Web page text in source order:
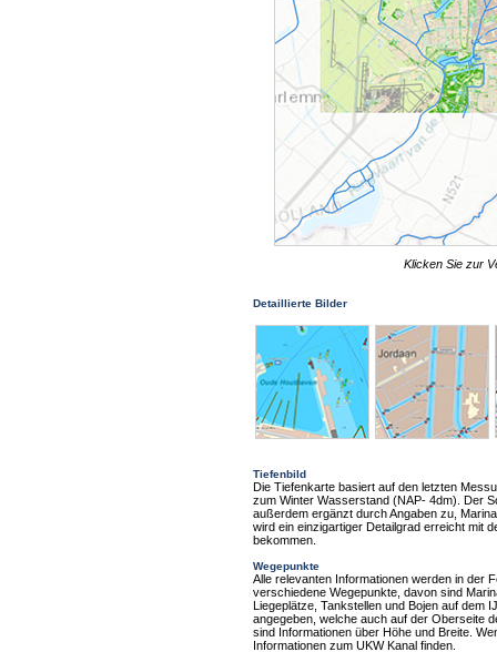
Klicken Sie zur
Detaillierte Bilder
Tiefenbild
Die Tiefenkarte basiert auf den letzten
zum Winter Wasserstand (NAP- 4dm). Der
außerdem ergänzt durch Angaben zu,
wird ein einzigartiger Detailgrad erreicht mit
bekommen.
Wegepunkte
Alle relevanten Informationen werden in der
verschiedene Wegepunkte, davon sind
Liegeplätze, Tankstellen und Bojen auf dem
angegeben, welche auch auf der Oberseite
sind Informationen über Höhe und Breite.
Informationen zum UKW Kanal finden.